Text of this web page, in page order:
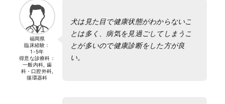
福岡県
臨床経験：
1-5年
得意な診療科：
一般内科, 歯
科・口腔外科,
循環器科
犬は見た目で健康状態がわからないこ
とは多く、病気を見過ごしてしまうこ
とが多いので健康診断をした方が良
い。